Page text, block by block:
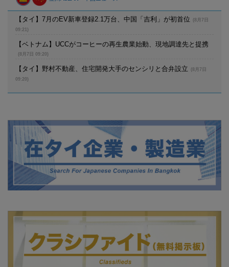
【タイ】7月のEV新車登録2.1万台、中国「吉利」が初首位
(8月7日
09:21)
【ベトナム】UCCがコーヒーの再生農業始動、現地調達先と提携
(8月7日 09:20)
【タイ】野村不動産、住宅開発大手のセンシリと合弁設立
(8月7日
09:20)